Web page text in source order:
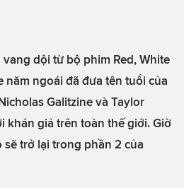
dội từ bộ phim Red, White
năm ngoái đã đưa tên tuổi của
Galitzine và Taylor
khán giả trên toàn thế giới. Giờ
trở lại trong phần 2 của